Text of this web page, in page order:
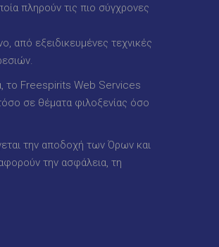
πληρούν τις πιο σύγχρονες
από εξειδικευμένες τεχνικές
το Freespirits Web Services
σε θέματα φιλοξενίας όσο
την αποδοχή των Όρων και
την ασφάλεια, τη